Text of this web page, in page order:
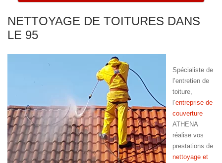
NETTOYAGE DE TOITURES DANS
LE 95
Spécialiste de
l’entretien de
toiture,
l’entreprise de
couverture
ATHENA
réalise vos
prestations de
nettoyage et